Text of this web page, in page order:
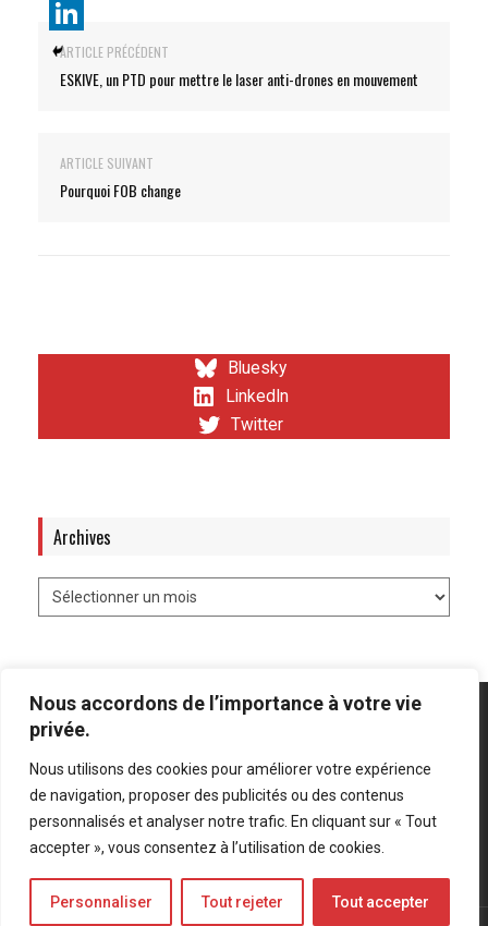
Nous accordons de l’importance à votre vie
privée.
Nous utilisons des cookies pour améliorer votre expérience
de navigation, proposer des publicités ou des contenus
personnalisés et analyser notre trafic. En cliquant sur « Tout
accepter », vous consentez à l’utilisation de cookies.
Personnaliser Tout rejeter Tout accepter
ARTICLE PRÉCÉDENT
ESKIVE, un PTD pour mettre le laser anti-drones en mouvement
ARTICLE SUIVANT
Pourquoi FOB change
Bluesky
LinkedIn
Twitter
Archives
Mentions légales Politique de confidentialité
Bluesky
LinkedIn
Twitter